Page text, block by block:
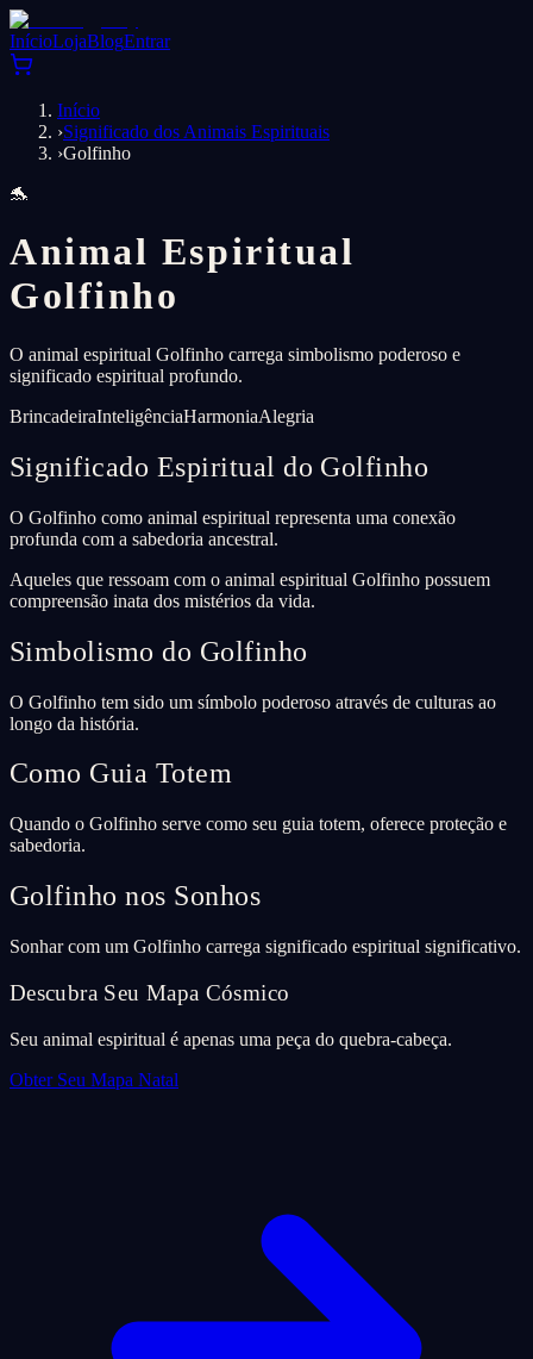
InícioLojaBlogEntrar
Início
›Significado dos Animais Espirituais
›Golfinho
🐬
Animal Espiritual
Golfinho
O animal espiritual Golfinho carrega simbolismo poderoso e
significado espiritual profundo.
BrincadeiraInteligênciaHarmoniaAlegria
Significado Espiritual do Golfinho
O Golfinho como animal espiritual representa uma conexão
profunda com a sabedoria ancestral.
Aqueles que ressoam com o animal espiritual Golfinho possuem
compreensão inata dos mistérios da vida.
Simbolismo do Golfinho
O Golfinho tem sido um símbolo poderoso através de culturas ao
longo da história.
Como Guia Totem
Quando o Golfinho serve como seu guia totem, oferece proteção e
sabedoria.
Golfinho nos Sonhos
Sonhar com um Golfinho carrega significado espiritual significativo.
Descubra Seu Mapa Cósmico
Seu animal espiritual é apenas uma peça do quebra-cabeça.
Obter Seu Mapa Natal